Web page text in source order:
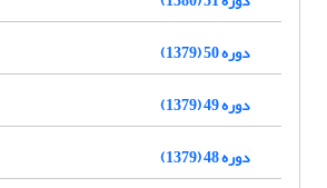
دوره 50 (1379)
دوره 49 (1379)
دوره 48 (1379)